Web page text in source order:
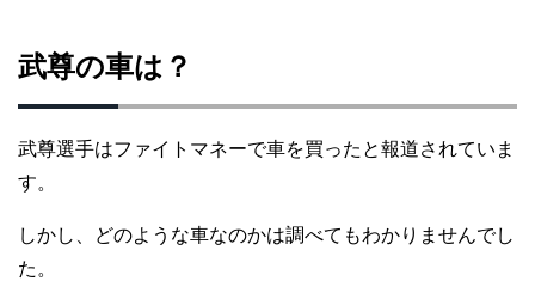
武尊の車は？
武尊選手はファイトマネーで車を買ったと報道されていま
す。
しかし、どのような車なのかは調べてもわかりませんでし
た。